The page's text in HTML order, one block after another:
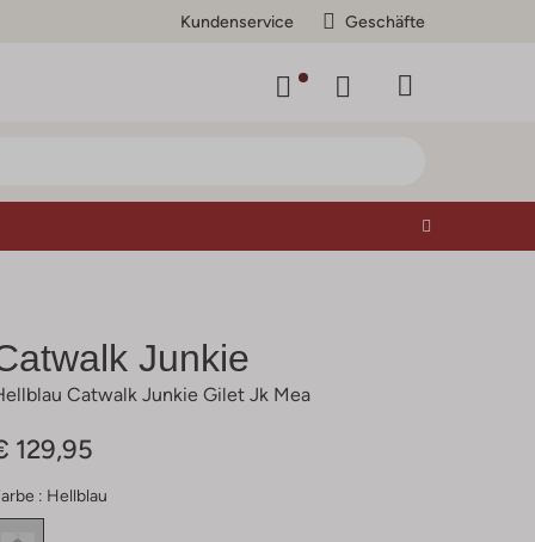
Kundenservice Geschäfte
Junkie
Catwalk Junkie Gilet Jk Mea
129,95
: Hellblau